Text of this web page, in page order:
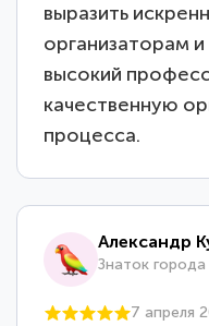
выразить
организаторам
высокий
качественную
процесса.
Александр
Знаток города
7 апреля